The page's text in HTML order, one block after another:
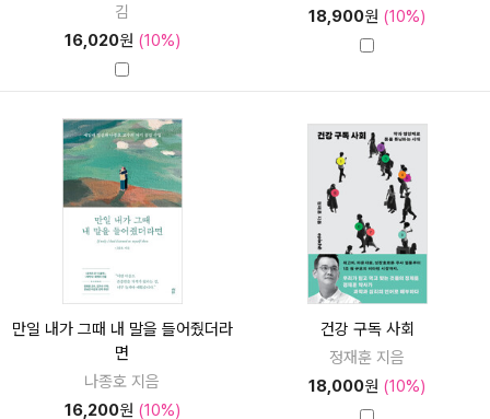
김
16,020원 (10%)
18,900원 (10%)
만일 내가 그때 내 말을 들어줬더라
면
나종호 지음
16,200원 (10%)
건강 구독 사회
정재훈 지음
18,000원 (10%)